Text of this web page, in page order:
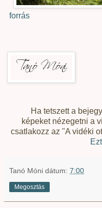
forrás
Ha tetszett a
képeket nézegetni a
csatlakozz az "A vidéki
Tanó Móni dátum: 7:00
Megosztás